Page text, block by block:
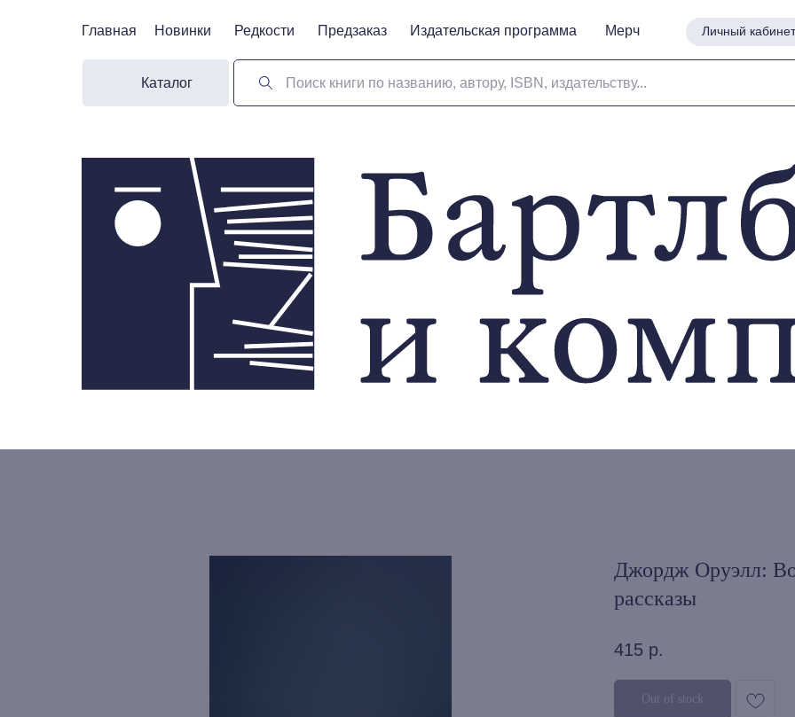
Личный кабинет
Поиск книги по названию, автору, ISBN, издательству...
Новинки Предзаказ Издательская программа Мерч
Редкости
Главная
Каталог
Личный кабинет
Новинки Предзаказ Издательская программа Мерч
Редкости
Главная
Джордж Оруэлл:
рассказы
415 р.
Out of stock